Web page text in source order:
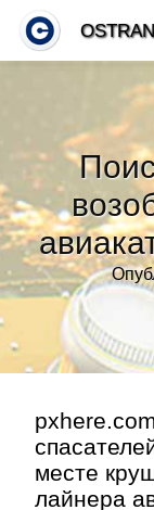
месте
лайнера
Тренды
Рубрики»
Правила
Контакт»